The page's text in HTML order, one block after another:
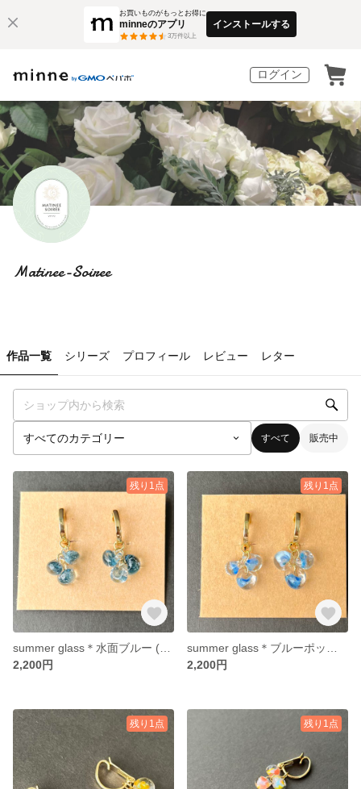
お買いものがもっとお得に
minneのアプリ
3万件以上
インストールする
ログイン
Matinee-Soiree
作品一覧 シリーズ プロフィール レビュー レター
すべて 販売中
残り1点
2,200円
残り1点
2,200円
残り1点 残り1点